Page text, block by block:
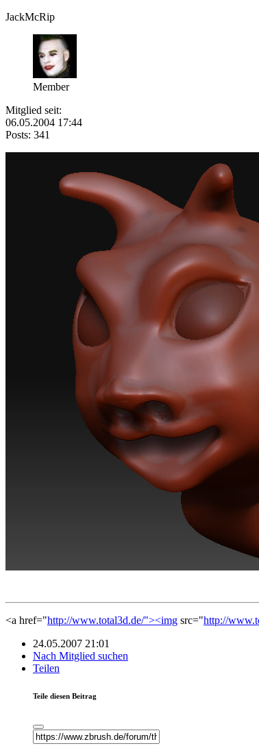
JackMcRip
Member
Mitglied seit:
06.05.2004 17:44
Posts: 341
<a href="http://www.total3d.de/"><img src="http://
24.05.2007 21:01
Nach Mitglied suchen
Teilen
Teile diesen Beitrag